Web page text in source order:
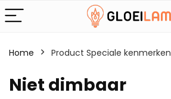
Home Product Speciale kenmerken
‎Niet dimbaar